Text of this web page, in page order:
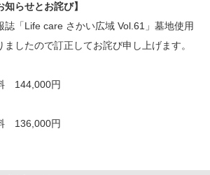
知らせとお詫び】
誌「Life care さかい広域 Vol.61」墓地使用
したので訂正してお詫び申し上げます。
144,000円
136,000円